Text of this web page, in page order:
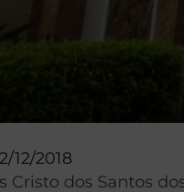
12/2018
dos Santos